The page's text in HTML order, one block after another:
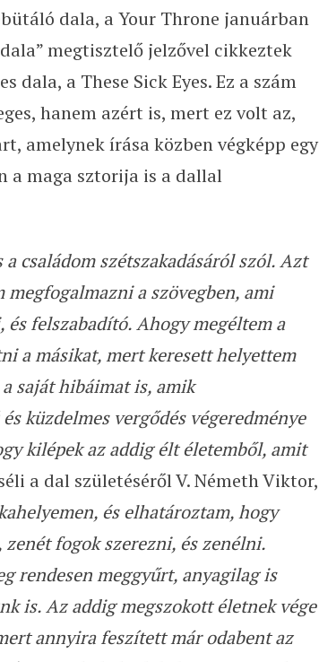
dala, a Your Throne januárban
megtisztelő jelzővel cikkeztek
a These Sick Eyes. Ez a szám
hanem azért is, mert ez volt az,
amelynek írása közben végképp egy
a maga sztorija is a dallal
családom szétszakadásáról szól. Azt
a szövegben, ami
felszabadító. Ahogy megéltem a
a másikat, mert keresett helyettem
saját hibáimat is, amik
küzdelmes vergődés végeredménye
kilépek az addig élt életemből, amit
a dal születéséről V. Németh Viktor,
és elhatároztam, hogy
fogok szerezni, és zenélni.
rendesen meggyűrt, anyagilag is
is. Az addig megszokott életnek vége
annyira feszített már odabent az